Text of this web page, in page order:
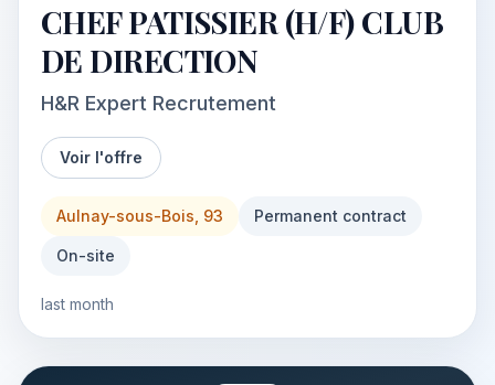
CHEF PATISSIER (H/F) CLUB
DE DIRECTION
H&R Expert Recrutement
Voir l'offre
Aulnay-sous-Bois, 93 Permanent contract
On-site
last month